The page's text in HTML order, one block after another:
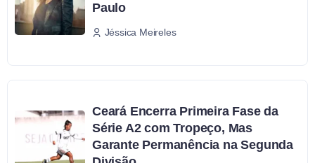
Paulo
Jéssica Meireles
Ceará Encerra Primeira Fase da
Série A2 com Tropeço, Mas
Garante Permanência na Segunda